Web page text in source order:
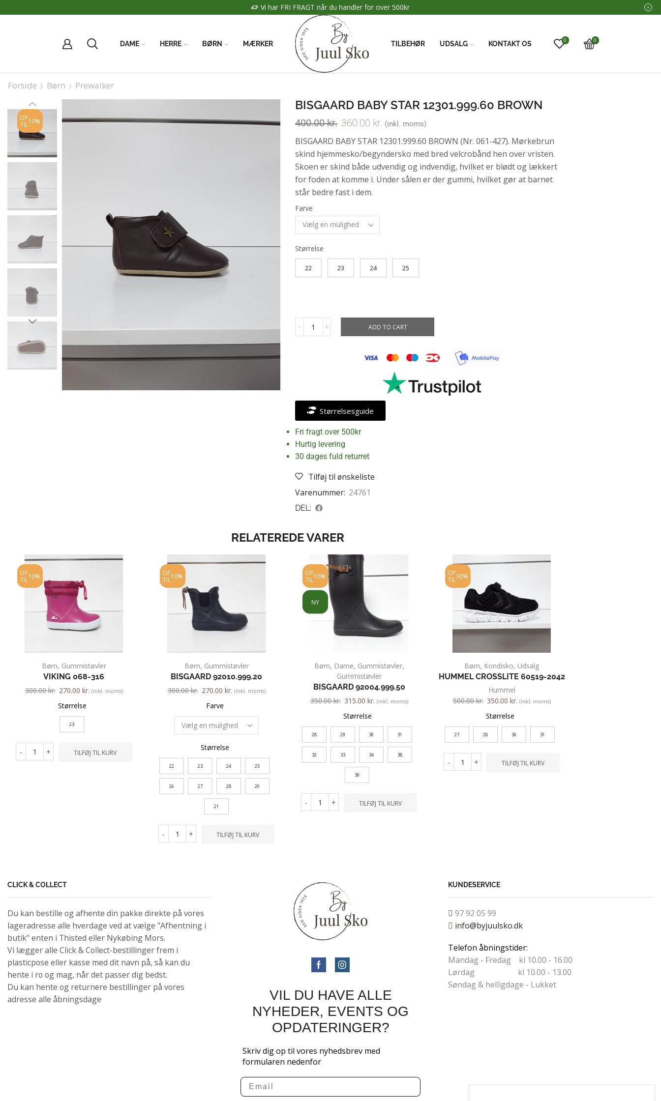
Vi har FRI FRAGT når du handler for over 500kr
DAME HERRE BØRN MÆRKER TILBEHØR UDSALG KONTAKT OS 0 0
Forside Børn Prewalker
OP
TIL 10%
BISGAARD BABY STAR 12301.999.60 BROWN
400.00kr. 360.00 kr. (inkl. moms)
BISGAARD BABY STAR 12301.999.60 BROWN (Nr. 061-427). Mørkebrun
skind hjemmesko/begyndersko med bred velcrobånd hen over vristen.
Skoen er skind både udvendig og indvendig, hvilket er blødt og lækkert
for foden at komme i. Under sålen er der gummi, hvilket gør at barnet
står bedre fast i dem.
Farve
Størrelse
22 23 24 25
ADD TO CART
Størrelsesguide
Fri fragt over 500kr
Hurtig levering
30 dages fuld returret
Tilføj til ønskeliste
Varenummer: 24761
DEL:
RELATEREDE VARER
OP
TIL 10%
Børn, Gummistøvler
VIKING 068-316
300.00kr. 270.00 kr. (inkl. moms)
Størrelse
23
- + TILFØJ TIL KURV
OP
TIL 10%
Børn, Gummistøvler
BISGAARD 92010.999.20
300.00kr. 270.00 kr. (inkl. moms)
Farve
Størrelse
22 23 24 25
26 27 28 20
21
- + TILFØJ TIL KURV
OP
TIL 10%
NY
Børn, Dame, Gummistøvler,
Gummistøvler
BISGAARD 92004.999.50
350.00kr. 315.00 kr. (inkl. moms)
Størrelse
28 29 30 31
32 33 34 38
39
- + TILFØJ TIL KURV
OP
TIL 30%
Børn, Kondisko, Udsalg
HUMMEL CROSSLITE 60519-2042
Hummel
500.00kr. 350.00 kr. (inkl. moms)
Størrelse
27 28 30 31
- + TILFØJ TIL KURV
CLICK & COLLECT
Du kan bestille og afhente din pakke direkte på vores
lageradresse alle hverdage ved at vælge "Afhentning i
butik" enten i Thisted eller Nykøbing Mors.
Vi lægger alle Click & Collect-bestillinger frem i
plasticpose eller kasse med dit navn på, så kan du
hente i ro og mag, når det passer dig bedst.
Du kan hente og returnere bestillinger på vores
adresse alle åbningsdage
VIL DU HAVE ALLE
NYHEDER, EVENTS OG
OPDATERINGER?
Skriv dig op til vores nyhedsbrev med
formularen nedenfor
Email
KUNDESERVICE
97 92 05 99
info@byjuulsko.dk
Telefon åbningstider:
Mandag - Fredag kl 10.00 - 16.00
Lørdag kl 10.00 - 13.00
Søndag & helligdage - Lukket